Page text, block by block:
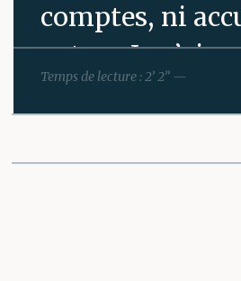
comptes, ni
autres. Je n’ai
besoin de
rompre,
de convaincre.
Temps de lecture : 2’ 2” —